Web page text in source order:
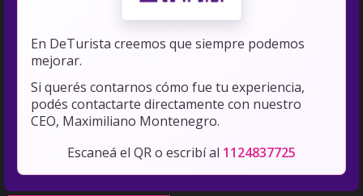
En DeTurista creemos que siempre podemos
mejorar.
Si querés contarnos cómo fue tu experiencia,
podés contactarte directamente con nuestro
CEO, Maximiliano Montenegro.
Escaneá el QR o escribí al 1124837725